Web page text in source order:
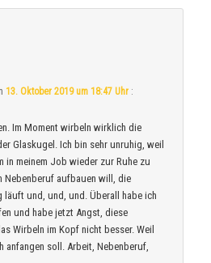
13. Oktober 2019 um 18:47 Uhr :
Im Moment wirbeln wirklich die
Glaskugel. Ich bin sehr unruhig, weil
in meinem Job wieder zur Ruhe zu
Nebenberuf aufbauen will, die
läuft und, und, und. Überall habe ich
und habe jetzt Angst, diese
Wirbeln im Kopf nicht besser. Weil
anfangen soll. Arbeit, Nebenberuf,